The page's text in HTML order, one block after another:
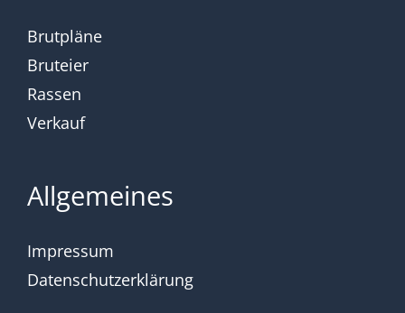
Brutpläne
Bruteier
Rassen
Verkauf
Allgemeines
Impressum
Datenschutzerklärung